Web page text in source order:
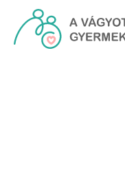
Ugrás a fő tartalomhoz